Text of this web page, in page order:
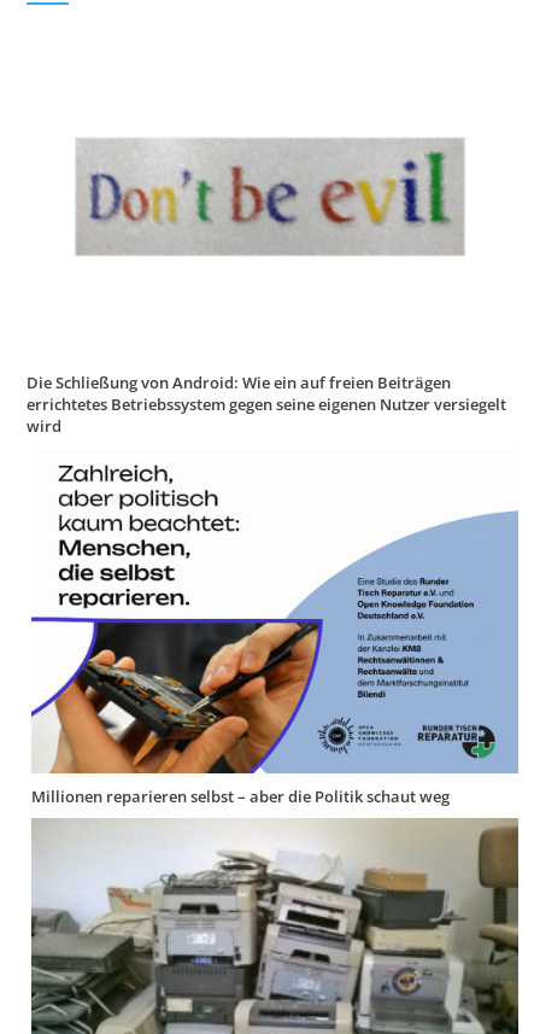
Die Schließung von Android: Wie ein auf freien Beiträgen
errichtetes Betriebssystem gegen seine eigenen Nutzer versiegelt
wird
Millionen reparieren selbst – aber die Politik schaut weg